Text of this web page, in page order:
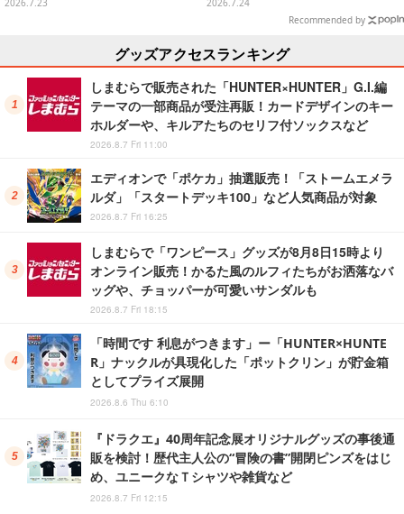
Recommended by
グッズアクセスランキング
しまむらで販売された「HUNTER×HUNTER」G.I.編
テーマの一部商品が受注再販！カードデザインのキー
ホルダーや、キルアたちのセリフ付ソックスなど
2026.8.7 Fri 11:00
エディオンで「ポケカ」抽選販売！「ストームエメラ
ルダ」「スタートデッキ100」など人気商品が対象
2026.8.7 Fri 16:25
しまむらで「ワンピース」グッズが8月8日15時より
オンライン販売！かるた風のルフィたちがお洒落なバ
ッグや、チョッパーが可愛いサンダルも
2026.8.7 Fri 18:15
「時間です 利息がつきます」ー「HUNTER×HUNTE
R」ナックルが具現化した「ポットクリン」が貯金箱
としてプライズ展開
2026.8.6 Thu 6:10
『ドラクエ』40周年記念展オリジナルグッズの事後通
販を検討！歴代主人公の“冒険の書”開閉ピンズをはじ
め、ユニークなＴシャツや雑貨など
2026.8.7 Fri 12:15